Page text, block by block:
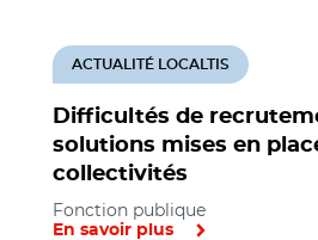
Difficultés de
solutions mises en
collectivités
ACTUALITÉ LOCALTIS
Fonction publique
En savoir plus